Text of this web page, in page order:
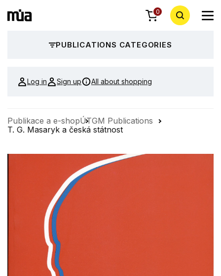
0
PUBLICATIONS CATEGORIES
Log in Sign up All about shopping
Publikace a e-shopÚTGM Publications
T. G. Masaryk a česká státnost